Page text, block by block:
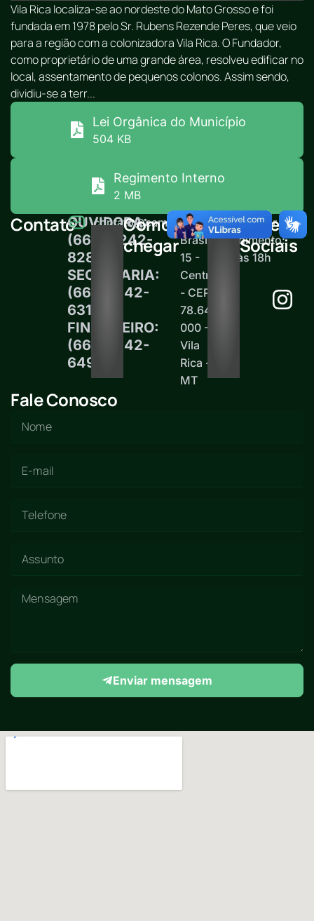
Vila Rica localiza-se ao nordeste do Mato Grosso e foi
fundada em 1978 pelo Sr. Rubens Rezende Peres, que veio
para a região com a colonizadora Vila Rica. O Fundador,
como proprietário de uma grande área, resolveu edificar no
local, assentamento de pequenos colonos. Assim sendo,
dividiu-se a terr...
Lei Orgânica do Município
504 KB
Regimento Interno
2 MB
ContatoOUVIDORA:
(66) 99242-
8289
SECRETARIA:
(66)99242-
6313
FINANCEIRO:
(66)99242-
6497
contato@camaravilarica.mt.gov.br
Como
chegar
Av.
Brasil,
15 -
Centro
- CEP
78.645-
000 -
Vila
Rica -
MT
Horário de
atendimento:
12h às 18h
Redes
Sociais
Fale Conosco
Enviar mensagem